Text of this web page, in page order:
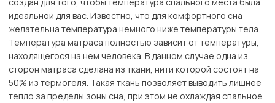
идеальной для вас. Известно, что для комфортного сна
желательна температура немного ниже температуры тела.
Температура матраса полностью зависит от температуры,
находящегося на нем человека. В данном случае одна из
сторон матраса сделана из ткани, нити которой состоят на
50% из термогеля. Такая ткань позволяет выводить лишнее
тепло за пределы зоны сна, при этом не охлаждая спальное